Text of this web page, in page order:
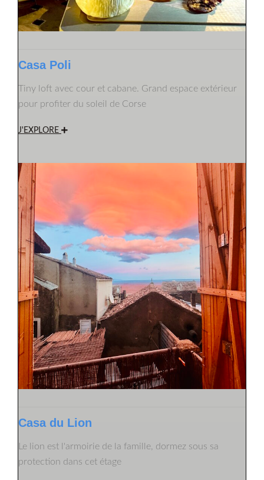
Casa Poli
Tiny loft avec cour et cabane. Grand espace extérieur
pour profiter du soleil de Corse
J'EXPLORE
Casa du Lion
Le lion est l'armoirie de la famille, dormez sous sa
protection dans cet étage